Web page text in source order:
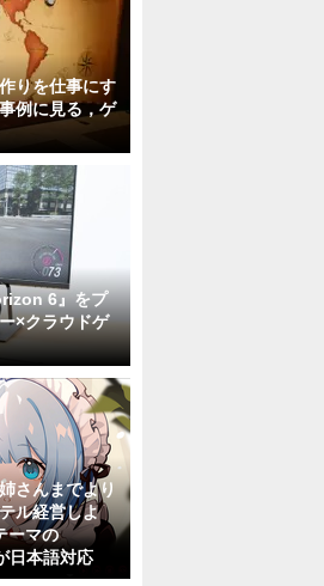
りを仕事にす
例に見る，ゲ
6』をプ
×クラウドゲ
さんまでより
ル経営しよ
ーマの
日本語対応